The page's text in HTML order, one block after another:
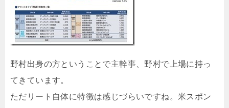
野村出身の方ということで主幹事、野村で上場に持っ
てきています。
ただリート自体に特徴は感じづらいですね。米スポン